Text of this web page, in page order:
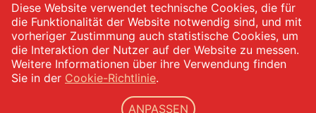
Ja, ich möchte den Newsletter von Menù erhalten*
MELDEN SIE SICH AN
Diese Website verwendet technische Cookies, die für
die Funktionalität der Website notwendig sind, und mit
vorheriger Zustimmung auch statistische Cookies, um
die Interaktion der Nutzer auf der Website zu messen.
Weitere Informationen über ihre Verwendung finden
Sie in der Cookie-Richtlinie.
ANPASSEN